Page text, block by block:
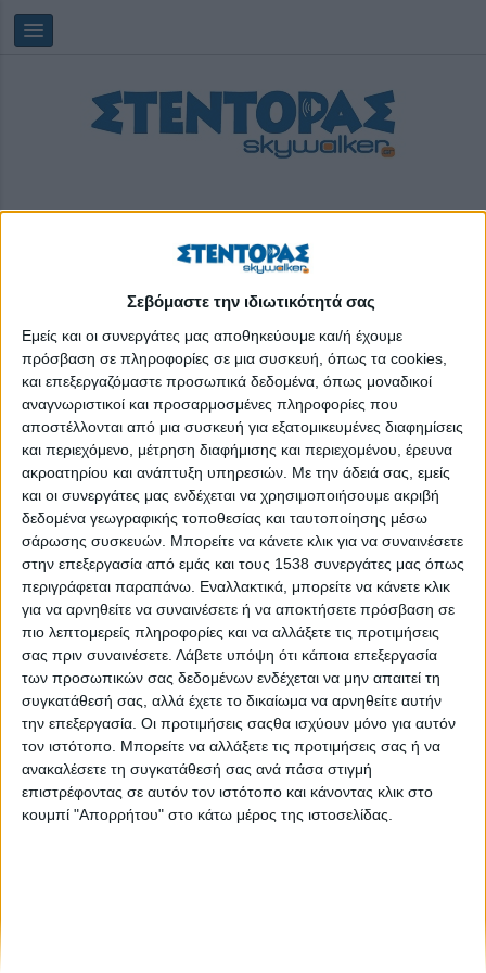
Σεβόμαστε την ιδιωτικότητά σας
Εμείς και οι συνεργάτες μας αποθηκεύουμε και/ή έχουμε
πρόσβαση σε πληροφορίες σε μια συσκευή, όπως τα cookies,
και επεξεργαζόμαστε προσωπικά δεδομένα, όπως μοναδικοί
αναγνωριστικοί και προσαρμοσμένες πληροφορίες που
αποστέλλονται από μια συσκευή για εξατομικευμένες διαφημίσεις
και περιεχόμενο, μέτρηση διαφήμισης και περιεχομένου, έρευνα
ακροατηρίου και ανάπτυξη υπηρεσιών. Με την άδειά σας, εμείς
και οι συνεργάτες μας ενδέχεται να χρησιμοποιήσουμε ακριβή
δεδομένα γεωγραφικής τοποθεσίας και ταυτοποίησης μέσω
σάρωσης συσκευών. Μπορείτε να κάνετε κλικ για να συναινέσετε
στην επεξεργασία από εμάς και τους 1538 συνεργάτες μας όπως
περιγράφεται παραπάνω. Εναλλακτικά, μπορείτε να κάνετε κλικ
για να αρνηθείτε να συναινέσετε ή να αποκτήσετε πρόσβαση σε
πιο λεπτομερείς πληροφορίες και να αλλάξετε τις προτιμήσεις
σας πριν συναινέσετε. Λάβετε υπόψη ότι κάποια επεξεργασία
των προσωπικών σας δεδομένων ενδέχεται να μην απαιτεί τη
συγκατάθεσή σας, αλλά έχετε το δικαίωμα να αρνηθείτε αυτήν
την επεξεργασία. Οι προτιμήσεις σαςθα ισχύουν μόνο για αυτόν
τον ιστότοπο. Μπορείτε να αλλάξετε τις προτιμήσεις σας ή να
ανακαλέσετε τη συγκατάθεσή σας ανά πάσα στιγμή
επιστρέφοντας σε αυτόν τον ιστότοπο και κάνοντας κλικ στο
κουμπί "Απορρήτου" στο κάτω μέρος της ιστοσελίδας.
Κυριακή, 09/08/2026 16:51:52
πραξικόπημα
Πραξικόπημα στη Μιανμάρ: Ο στρατός καταλαμβάνει
ξανά την εξουσία
Τσίπρας για τους «8»: Σεβόμαστε τις αποφάσεις της
ελληνικής Δικαιοσύνης
None feed